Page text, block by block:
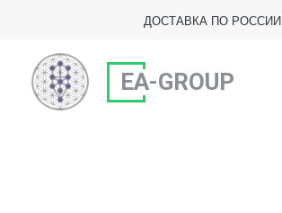
ДОСТАВКА ПО РОССИИ
EA-GROUP